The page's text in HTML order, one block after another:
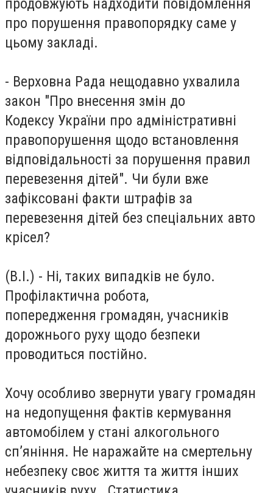
продовжують надходити повідомлення
про порушення правопорядку саме у
цьому закладі.
- Верховна Рада нещодавно ухвалила
закон "Про внесення змін до
Кодексу України про адміністративні
правопорушення щодо встановлення
відповідальності за порушення правил
перевезення дітей". Чи були вже
зафіксовані факти штрафів за
перевезення дітей без спеціальних авто
крісел?
(В.І.) - Ні, таких випадків не було.
Профілактична робота,
попередження громадян, учасників
дорожнього руху щодо безпеки
проводиться постійно.
Хочу особливо звернути увагу громадян
на недопущення фактів кермування
автомобілем у стані алкогольного
сп’яніння. Не наражайте на смертельну
небезпеку своє життя та життя інших